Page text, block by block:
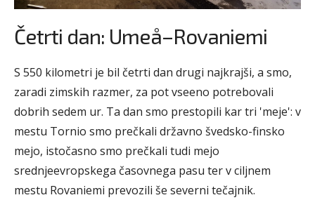
Četrti dan: Umeå–Rovaniemi
S 550 kilometri je bil četrti dan drugi najkrajši, a smo,
zaradi zimskih razmer, za pot vseeno potrebovali
dobrih sedem ur. Ta dan smo prestopili kar tri 'meje': v
mestu Tornio smo prečkali državno švedsko-finsko
mejo, istočasno smo prečkali tudi mejo
srednjeevropskega časovnega pasu ter v ciljnem
mestu Rovaniemi prevozili še severni tečajnik.